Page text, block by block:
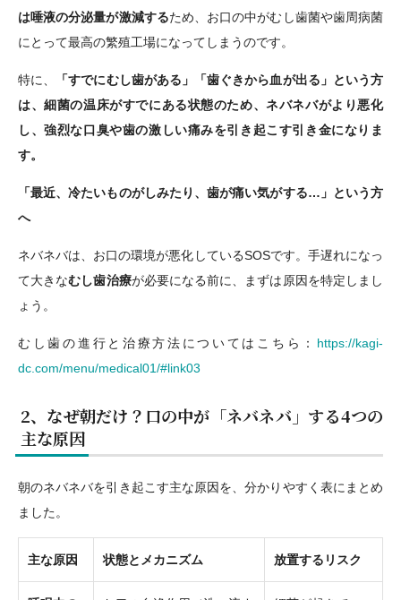
は唾液の分泌量が激減するため、お口の中がむし歯菌や歯周病菌
にとって最高の繁殖工場になってしまうのです。
特に、
「すでにむし歯がある」「歯ぐきから血が出る」という方
は、細菌の温床がすでにある状態のため、ネバネバがより悪化
し、強烈な口臭や歯の激しい痛みを引き起こす引き金になりま
す。
「最近、冷たいものがしみたり、歯が痛い気がする…」という方
へ
ネバネバは、お口の環境が悪化しているSOSです。手遅れになっ
て大きなむし歯治療が必要になる前に、まずは原因を特定しまし
ょう。
むし歯の進行と治療方法についてはこちら： https://kagi-
dc.com/menu/medical01/#link03
2、なぜ朝だけ？口の中が「ネバネバ」する4つの
主な原因
朝のネバネバを引き起こす主な原因を、分かりやすく表にまとめ
ました。
主な原因 状態とメカニズム 放置するリスク